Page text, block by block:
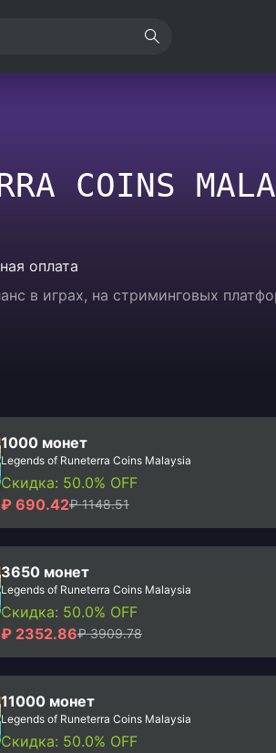
COINS
оплата
в играх, на стриминговых
1000 монет
Legends of Runeterra Coins Malaysia
Скидка: 50.0% OFF
₽ 690.42₽ 1148.51
3650 монет
Legends of Runeterra Coins Malaysia
Скидка: 50.0% OFF
₽ 2352.86₽ 3909.78
11000 монет
Legends of Runeterra Coins Malaysia
Скидка: 50.0% OFF